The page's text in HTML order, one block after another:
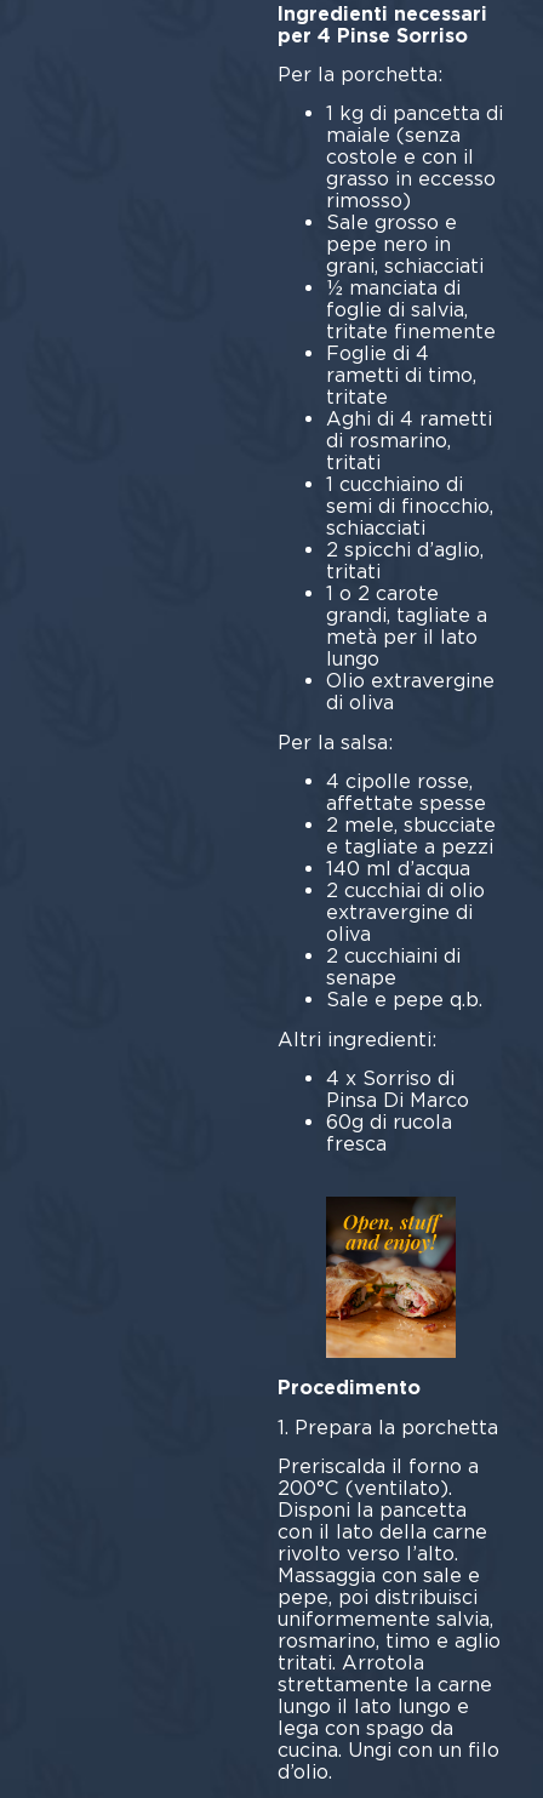
Ingredienti necessari
per 4 Pinse Sorriso
Per la porchetta:
1 kg di pancetta di
maiale (senza
costole e con il
grasso in eccesso
rimosso)
Sale grosso e
pepe nero in
grani, schiacciati
½ manciata di
foglie di salvia,
tritate finemente
Foglie di 4
rametti di timo,
tritate
Aghi di 4 rametti
di rosmarino,
tritati
1 cucchiaino di
semi di finocchio,
schiacciati
2 spicchi d’aglio,
tritati
1 o 2 carote
grandi, tagliate a
metà per il lato
lungo
Olio extravergine
di oliva
Per la salsa:
4 cipolle rosse,
affettate spesse
2 mele, sbucciate
e tagliate a pezzi
140 ml d’acqua
2 cucchiai di olio
extravergine di
oliva
2 cucchiaini di
senape
Sale e pepe q.b.
Altri ingredienti:
4 x Sorriso di
Pinsa Di Marco
60g di rucola
fresca
Procedimento
1. Prepara la porchetta
Preriscalda il forno a
200°C (ventilato).
Disponi la pancetta
con il lato della carne
rivolto verso l’alto.
Massaggia con sale e
pepe, poi distribuisci
uniformemente salvia,
rosmarino, timo e aglio
tritati. Arrotola
strettamente la carne
lungo il lato lungo e
lega con spago da
cucina. Ungi con un filo
d’olio.